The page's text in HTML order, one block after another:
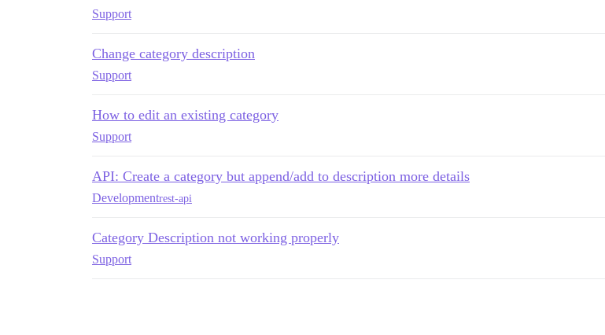
Support
Change category description
Support
How to edit an existing category
Support
API: Create a category but append/add to description more details
Developmentrest-api
Category Description not working properly
Support